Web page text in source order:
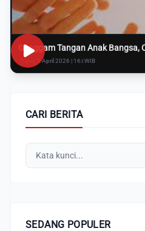
Genggam Tangan Anak Bangsa,
Rabu, 8 April 2026 | 16:i WIB
CARI BERITA
SEDANG POPULER